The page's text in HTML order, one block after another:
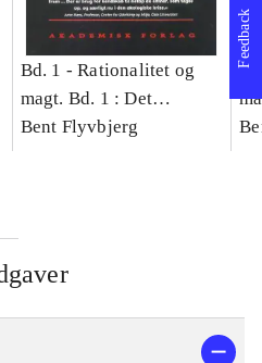
Bd. 1 -Rationalitet og
magt. Bd. 1 : Det
konkretes videnskab
Bent Flyvbjerg
Feedback